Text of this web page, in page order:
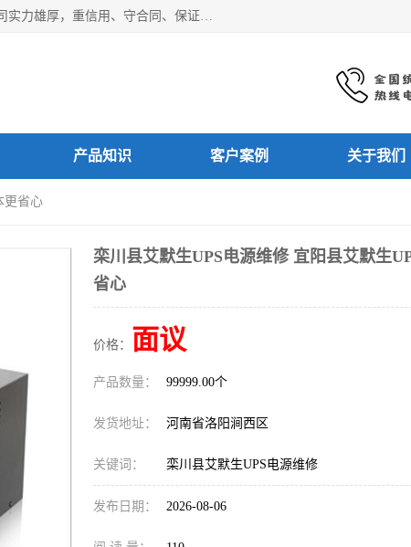
洛阳迎疆电子技术有限公司从事：洛阳山特UPS电源维修等服务。洛阳迎疆电子技术有限公司实力雄厚，重信用、守合同、保证产品质量，以多品种经营特色和薄利多销的原则，赢得了广大客户的信任。公司的宗旨——用服务求发展，用质量求生存！
产品知识 客户案例 关于我们
更省心
栾川县艾默生UPS电源维修 宜阳县艾默生
省心
价格： 面议
产品数量： 99999.00个
发货地址： 河南省洛阳涧西区
关键词： 栾川县艾默生UPS电源维修
发布日期： 2026-08-06